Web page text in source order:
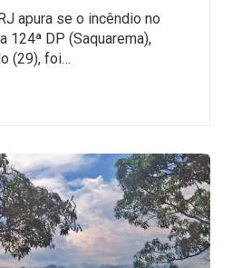
apura se o incêndio no
124ª DP (Saquarema),
(29), foi…